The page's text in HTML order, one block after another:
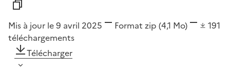
Mis à jour le 9 avril 2025 Format zip (4,1 Mo)
191
téléchargements
Télécharger